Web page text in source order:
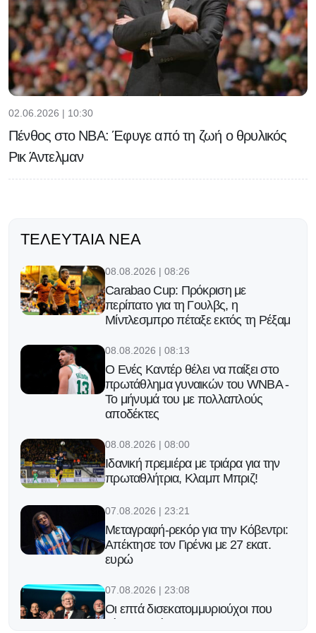
02.06.2026 | 10:30
Πένθος στο NBA: Έφυγε από τη ζωή ο θρυλικός
Ρικ Άντελμαν
ΤΕΛΕΥΤΑΊΑ ΝΈΑ
08.08.2026 | 08:26
Carabao Cup: Πρόκριση με
περίπατο για τη Γουλβς, η
Μίντλεσμπρο πέταξε εκτός τη Ρέξαμ
08.08.2026 | 08:13
Ο Ενές Καντέρ θέλει να παίξει στο
πρωτάθλημα γυναικών του WNBA -
Το μήνυμά του με πολλαπλούς
αποδέκτες
08.08.2026 | 08:00
Ιδανική πρεμιέρα με τριάρα για την
πρωταθλήτρια, Κλαμπ Μπριζ!
07.08.2026 | 23:21
Μεταγραφή-ρεκόρ για την Κόβεντρι:
Απέκτησε τον Γιρένκι με 27 εκατ.
ευρώ
07.08.2026 | 23:08
Οι επτά δισεκατομμυριούχοι που